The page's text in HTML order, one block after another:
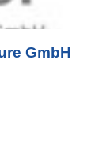
GmbH